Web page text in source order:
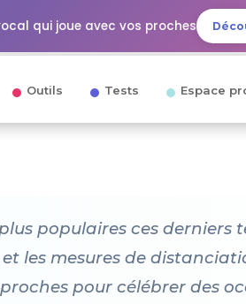
qui joue avec vos proches
Outils Tests Espace
populaires ces derniers
les mesures de
pour célébrer des